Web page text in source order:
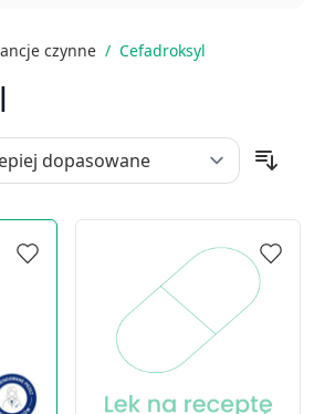
czynne / Cefadroksyl